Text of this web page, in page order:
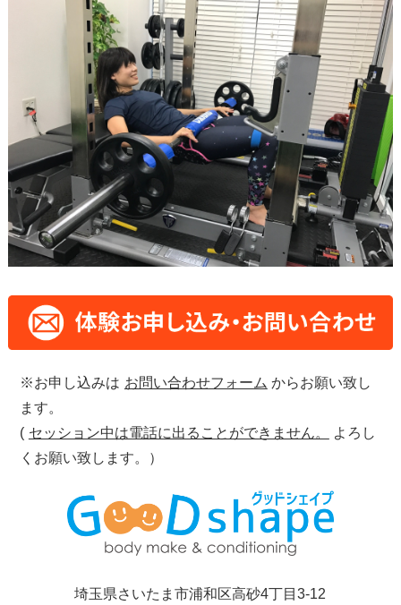
※お申し込みは お問い合わせフォーム からお願い致し
ます。
( セッション中は電話に出ることができません。
よろし
くお願い致します。）
埼玉県さいたま市浦和区高砂4丁目3-12